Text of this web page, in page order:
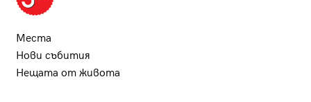
Места
Нови събития
Нещата от живота